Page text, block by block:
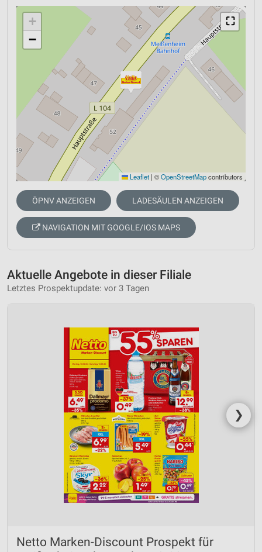
⛶
+
−
Leaflet | ©OpenStreetMapcontributors
ÖPNV ANZEIGEN LADESÄULEN ANZEIGEN
NAVIGATION MIT GOOGLE/IOS MAPS
Aktuelle Angebote in dieser Filiale
Letztes Prospektupdate: vor 3 Tagen
❯
Netto Marken-Discount Prospekt für